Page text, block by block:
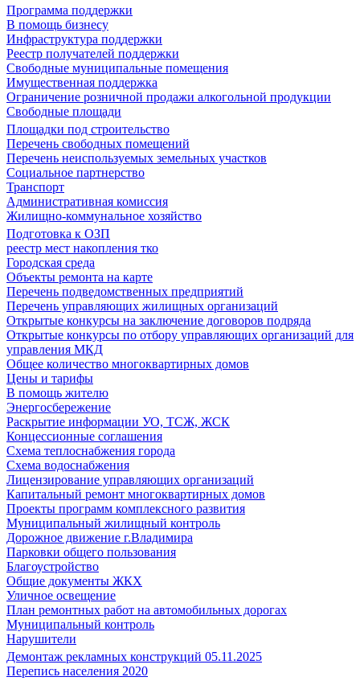
Программа поддержки
В помощь бизнесу
Инфраструктура поддержки
Реестр получателей поддержки
Свободные муниципальные помещения
Имущественная поддержка
Ограничение розничной продажи алкогольной продукции
Свободные площади
Площадки под строительство
Перечень свободных помещений
Перечень неиспользуемых земельных участков
Социальное партнерство
Транспорт
Административная комиссия
Жилищно-коммунальное хозяйство
Подготовка к ОЗП
реестр мест накопления тко
Городская среда
Объекты ремонта на карте
Перечень подведомственных предприятий
Перечень управляющих жилищных организаций
Открытые конкурсы на заключение договоров подряда
Открытые конкурсы по отбору управляющих организаций для
управления МКД
Общее количество многоквартирных домов
Цены и тарифы
В помощь жителю
Энергосбережение
Раскрытие информации УО, ТСЖ, ЖСК
Концессионные соглашения
Схема теплоснабжения города
Схема водоснабжения
Лицензирование управляющих организаций
Капитальный ремонт многоквартирных домов
Проекты программ комплексного развития
Муниципальный жилищный контроль
Дорожное движение г.Владимира
Парковки общего пользования
Благоустройство
Общие документы ЖКХ
Уличное освещение
План ремонтных работ на автомобильных дорогах
Муниципальный контроль
Нарушители
Демонтаж рекламных конструкций 05.11.2025
Перепись населения 2020